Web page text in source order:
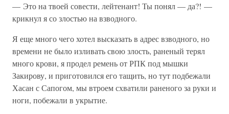
— Это на твоей совести, лейтенант! Ты понял — да?! —
крикнул я со злостью на взводного.
Я еще много чего хотел высказать в адрес взводного, но
времени не было изливать свою злость, раненый терял
много крови, я продел ремень от РПК под мышки
Закирову, и приготовился его тащить, но тут подбежали
Хасан с Сапогом, мы втроем схватили раненого за руки и
ноги, побежали в укрытие.